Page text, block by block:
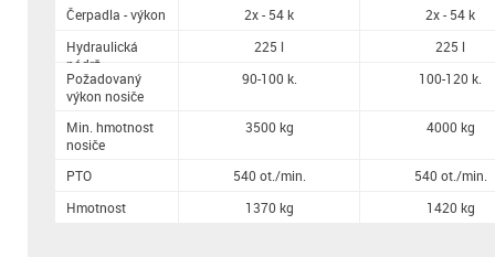
Čerpadla - výkon
Hydraulická
nádrž
Požadovaný
výkon nosiče
Min. hmotnost
nosiče
PTO
Hmotnost
2x - 54 k
2x - 54 k
225 l
225 l
90-100 k.
100-120 k.
3500 kg 4000 kg
540 ot./min.
540 ot./min.
1370 kg
1420 kg